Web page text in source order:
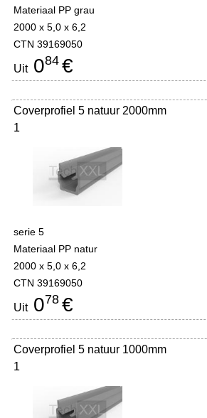
Materiaal PP grau
2000 x 5,0 x 6,2
CTN 39169050
Uit084 €
Coverprofiel 5 natuur 2000mm
1
serie 5
Materiaal PP natur
2000 x 5,0 x 6,2
CTN 39169050
Uit078 €
Coverprofiel 5 natuur 1000mm
1